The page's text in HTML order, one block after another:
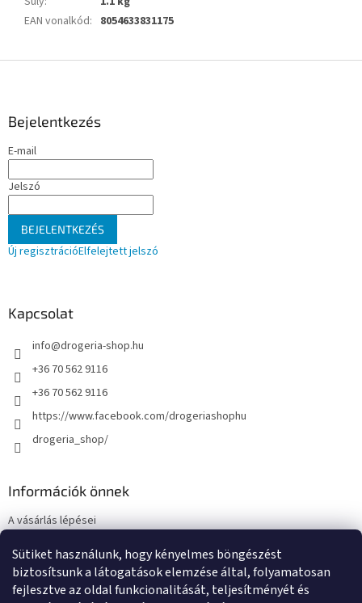
Sütiket használunk, hogy kényelmes böngészést
biztosítsunk a látogatások elemzése által, folyamatosan
fejlesztve az oldal funkcionalitását, teljesítményét és
EAN vonalkód: 8054633831175
Bejelentkezés
E-mail
Jelszó
BEJELENTKEZÉS
Új regisztrációElfelejtett jelszó
Kapcsolat
info@drogeria-shop.hu
+36 70 562 9116
+36 70 562 9116
https://www.facebook.com/drogeriashophu
drogeria_shop/
Információk önnek
A vásárlás lépései
Adatkezelési tájékoztató
Elérhetőségek